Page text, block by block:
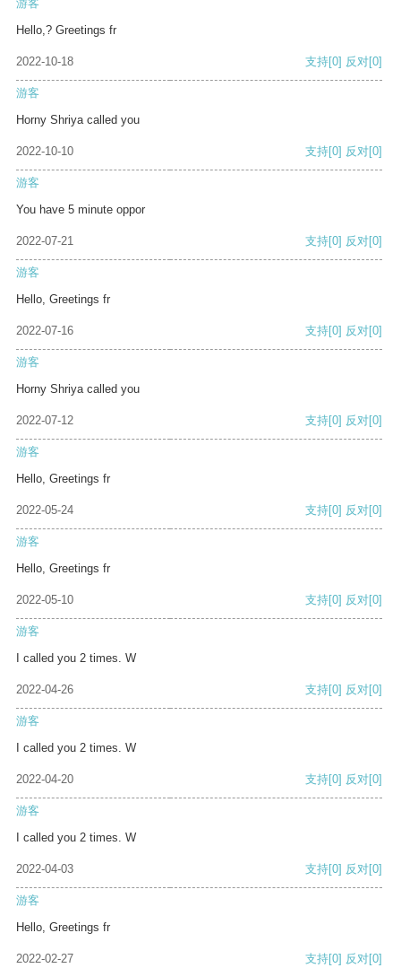
游客
Hello,? Greetings fr
2022-10-18 支持[0] 反对[0]
游客
Horny Shriya called you
2022-10-10 支持[0] 反对[0]
游客
You have 5 minute oppor
2022-07-21 支持[0] 反对[0]
游客
Hello, Greetings fr
2022-07-16 支持[0] 反对[0]
游客
Horny Shriya called you
2022-07-12 支持[0] 反对[0]
游客
Hello, Greetings fr
2022-05-24 支持[0] 反对[0]
游客
Hello, Greetings fr
2022-05-10 支持[0] 反对[0]
游客
I called you 2 times. W
2022-04-26 支持[0] 反对[0]
游客
I called you 2 times. W
2022-04-20 支持[0] 反对[0]
游客
I called you 2 times. W
2022-04-03 支持[0] 反对[0]
游客
Hello, Greetings fr
2022-02-27 支持[0] 反对[0]